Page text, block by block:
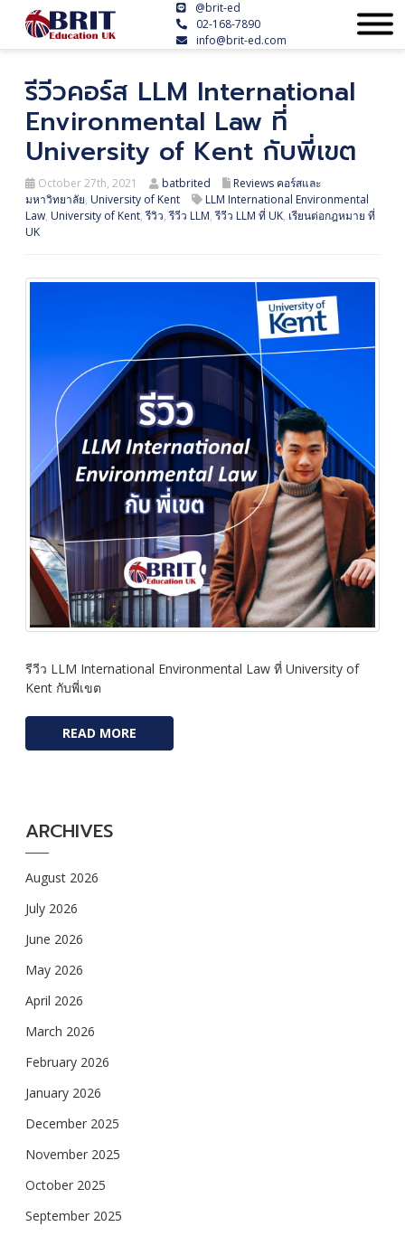
@brit-ed
02-168-7890
info@brit-ed.com
รีวีวคอร์ส LLM International
Environmental Law ที่
University of Kent กับพี่เขต
October 27th, 2021 batbrited
Reviews คอร์สและ
มหาวิทยาลัย, University of Kent
LLM International Environmental
Law, University of Kent,รีวิว,รีวีว LLM,รีวีว LLM ที่ UK, เรียนต่อกฎหมาย ที่
UK
รีวีว LLM International Environmental Law ที่ University of
Kent กับพี่เขต
READ MORE
ARCHIVES
August 2026
July 2026
June 2026
May 2026
April 2026
March 2026
February 2026
January 2026
December 2025
November 2025
October 2025
September 2025